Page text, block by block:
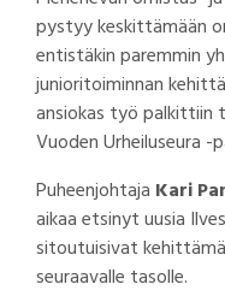
pystyy keskittämään
entistäkin paremmin
junioritoiminnan
ansiokas työ palkittiin
Vuoden Urheiluseura -
Puheenjohtaja Kari
aikaa etsinyt uusia
sitoutuisivat
seuraavalle tasolle.